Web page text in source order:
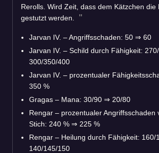
Rerolls. Wird Zeit, dass dem Kätzchen die
gestutzt werden.
Jarvan IV. – Angriffsschaden: 50 ⇒ 60
Jarvan IV. – Schild durch Fähigkeit:
300/350/400
Jarvan IV. – prozentualer
350 %
Gragas – Mana: 30/90 ⇒ 20/80
Rengar – prozentualer Angriffsschaden
Stich: 240 % ⇒ 225 %
Rengar – Heilung durch Fähigkeit: 160/
140/145/150